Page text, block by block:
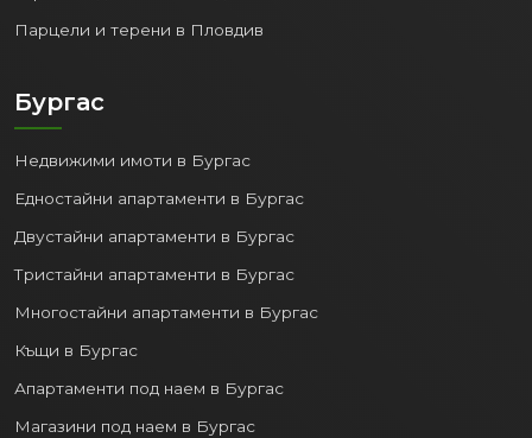
Парцели и терени в Пловдив
Бургас
Недвижими имоти в Бургас
Едностайни апартаменти в Бургас
Двустайни апартаменти в Бургас
Тристайни апартаменти в Бургас
Многостайни апартаменти в Бургас
Къщи в Бургас
Апартаменти под наем в Бургас
Магазини под наем в Бургас